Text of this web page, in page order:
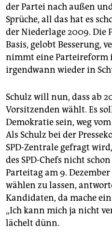
der Partei nach außen
Sprüche, all das hat es
der Niederlage 2009. Die
Basis, gelobt Besserung,
nimmt eine Parteireform
irgendwann wieder in
Schulz will nun, dass ab
Vorsitzenden wählt. Es
Demokratie sein, weg
Als Schulz bei der
SPD-Zentrale gefragt
des SPD-Chefs nicht
Parteitag am 9.
wählen zu lassen,
Kandidaten, da mache
„Ich kann mich ja nicht
lächelt dünn.